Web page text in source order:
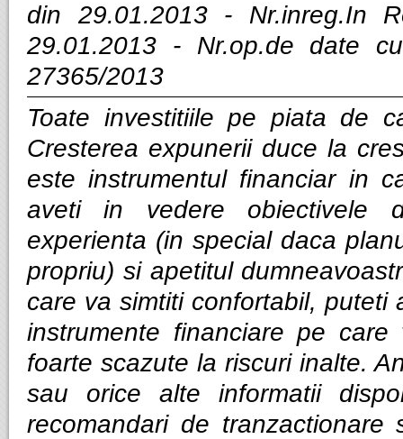
din 29.01.2013 - Nr.inreg.In
29.01.2013 - Nr.op.de date
27365/2013
Toate investitiile pe piata de
Cresterea expunerii duce la
este instrumentul financiar in
aveti in vedere obiectivele
experienta (in special daca
propriu) si apetitul
care va simtiti confortabil, puteti
instrumente financiare pe
foarte scazute la riscuri inalte.
sau orice alte informatii
recomandari de